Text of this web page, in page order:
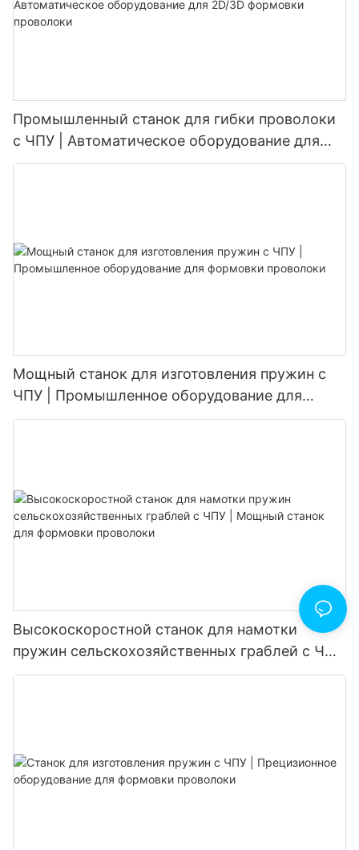
Промышленный станок для гибки проволоки
с ЧПУ | Автоматическое оборудование для
2D/3D формовки проволоки
Мощный станок для изготовления пружин с
ЧПУ | Промышленное оборудование для
формовки проволоки
Высокоскоростной станок для намотки
пружин сельскохозяйственных граблей с ЧПУ
| Мощный станок для формовки проволоки